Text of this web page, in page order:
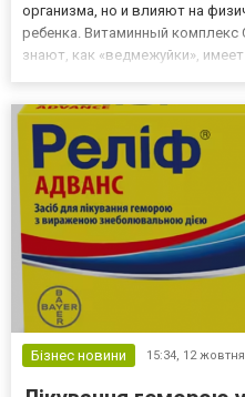
организма, но и влияют на
ребенка. Витаминный
знают, как «ведмежуйки»,
детско...
Бізнес новини 15:34, 12